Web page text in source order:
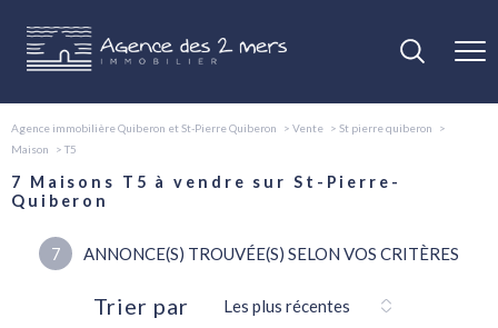
Agence immobilière Quiberon et St-Pierre Quiberon Vente
St pierre quiberon
Maison
T5
7 Maisons T5 à vendre sur St-Pierre-
Quiberon
7 ANNONCE(S) TROUVÉE(S) SELON VOS CRITÈRES
Trier par Les plus récentes